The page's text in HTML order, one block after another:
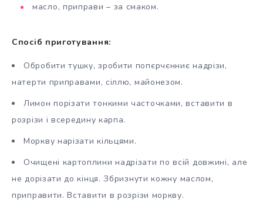
масло, приправи – за смаком.
Спосіб приготування:
Обробити тушку, зробити попєрчєнниє надрізи,
натерти приправами, сіллю, майонезом.
Лимон порізати тонкими часточками, вставити в
розрізи і всередину карпа.
Моркву нарізати кільцями.
Очищені картоплини надрізати по всій довжині, але
не дорізати до кінця. Збризнути кожну маслом,
приправити. Вставити в розрізи моркву.